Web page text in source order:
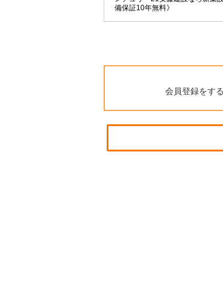
備保証10年無料》
会員登録をす